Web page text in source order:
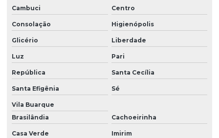
Plastico ps preço
Plastico ps reciclado
Policarbonato plástico
Policarbonato reciclado
Poliestireno reciclado
Poliestireno reciclado venda
Pp granulado para injeção
Pp granulado preço
Cambuci Centro
Consolação Higienópolis
Glicério Liberdade
Luz Pari
República Santa Cecília
Santa Efigênia Sé
Vila Buarque
Brasilândia
Cachoeirinha
Casa Verde Imirim